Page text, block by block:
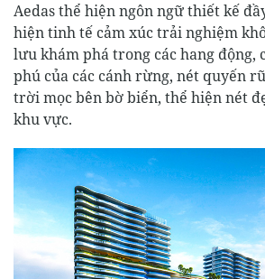
Aedas thể hiện ngôn ngữ thiết kế
hiện tinh tế cảm xúc trải nghiệm
lưu khám phá trong các hang động,
phú của các cánh rừng, nét quyến
trời mọc bên bờ biển, thể hiện nét
khu vực.